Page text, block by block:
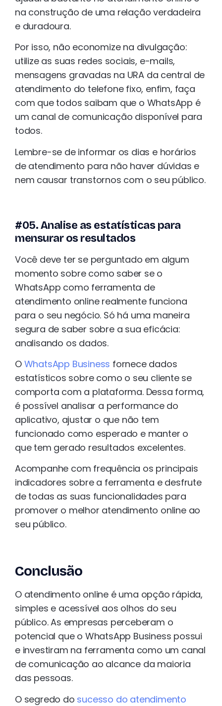
na construção de uma relação verdadeira
e duradoura.
Por isso, não economize na divulgação:
utilize as suas redes sociais, e-mails,
mensagens gravadas na URA da central de
atendimento do telefone fixo, enfim, faça
com que todos saibam que o WhatsApp é
um canal de comunicação disponível para
todos.
Lembre-se de informar os dias e horários
de atendimento para não haver dúvidas e
nem causar transtornos com o seu público.
#05. Analise as estatísticas para
mensurar os resultados
Você deve ter se perguntado em algum
momento sobre como saber se o
WhatsApp como ferramenta de
atendimento online realmente funciona
para o seu negócio. Só há uma maneira
segura de saber sobre a sua eficácia:
analisando os dados.
O WhatsApp Business fornece dados
estatísticos sobre como o seu cliente se
comporta com a plataforma. Dessa forma,
é possível analisar a performance do
aplicativo, ajustar o que não tem
funcionado como esperado e manter o
que tem gerado resultados excelentes.
Acompanhe com frequência os principais
indicadores sobre a ferramenta e desfrute
de todas as suas funcionalidades para
promover o melhor atendimento online ao
seu público.
Conclusão
O atendimento online é uma opção rápida,
simples e acessível aos olhos do seu
público. As empresas perceberam o
potencial que o WhatsApp Business possui
e investiram na ferramenta como um canal
de comunicação ao alcance da maioria
das pessoas.
O segredo do sucesso do atendimento